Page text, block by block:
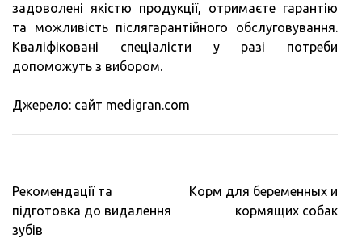
задоволені якістю продукції, отримаєте гарантію
та можливість післягарантійного обслуговування.
Кваліфіковані спеціалісти у разі потреби
допоможуть з вибором.
Джерело: сайт medigran.com
Навигация
по
записям
Рекомендації та
підготовка до видалення
зубів
Корм для беременных и
кормящих собак